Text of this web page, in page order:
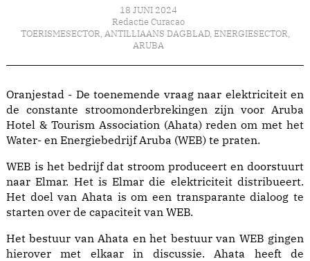
18 JUNI 2024
Redactie Curacao
TOERISMESECTOR, ANTILLIAANS DAGBLAD, ENERGIESECTOR,
ARUBA
Oranjestad - De toenemende vraag naar elektriciteit en
de constante stroomonderbrekingen zijn voor Aruba
Hotel & Tourism Association (Ahata) reden om met het
Water- en Energiebedrijf Aruba (WEB) te praten.
WEB is het bedrijf dat stroom produceert en doorstuurt
naar Elmar. Het is Elmar die elektriciteit distribueert.
Het doel van Ahata is om een transparante dialoog te
starten over de capaciteit van WEB.
Het bestuur van Ahata en het bestuur van WEB gingen
hierover met elkaar in discussie. Ahata heeft de